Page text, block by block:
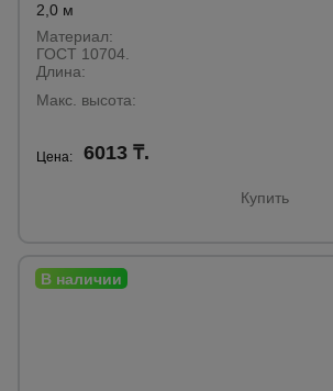
2,0 м
Материал:
ГОСТ 10704.
Длина:
Макс. высота:
Цена: 6013 ₸.
Купить